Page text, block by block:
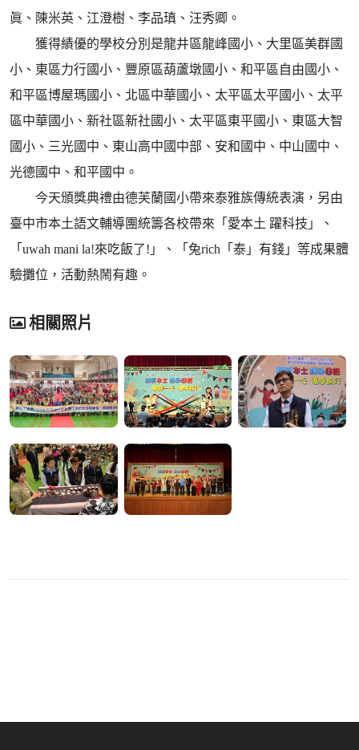
眞、陳米英、江澄樹、李品瑱、汪秀卿。
獲得績優的學校分別是龍井區龍峰國小、大里區美群國
小、東區力行國小、豐原區葫蘆墩國小、和平區自由國小、
和平區博屋瑪國小、北區中華國小、太平區太平國小、太平
區中華國小、新社區新社國小、太平區東平國小、東區大智
國小、三光國中、東山高中國中部、安和國中、中山國中、
光德國中、和平國中。
今天頒獎典禮由德芙蘭國小帶來泰雅族傳統表演，另由
臺中市本土語文輔導團統籌各校帶來「愛本土 躍科技」、
「uwah mani la!來吃飯了!」、「兔rich「泰」有錢」等成果體
驗攤位，活動熱鬧有趣。
相關照片